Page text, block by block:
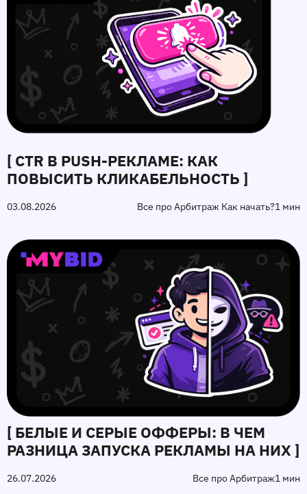
[ CTR В PUSH-РЕКЛАМЕ: КАК
ПОВЫСИТЬ КЛИКАБЕЛЬНОСТЬ ]
03.08.2026 Все про Арбитраж Как начать?1 мин
[ БЕЛЫЕ И СЕРЫЕ ОФФЕРЫ: В ЧЕМ
РАЗНИЦА ЗАПУСКА РЕКЛАМЫ НА НИХ ]
26.07.2026 Все про Арбитраж1 мин